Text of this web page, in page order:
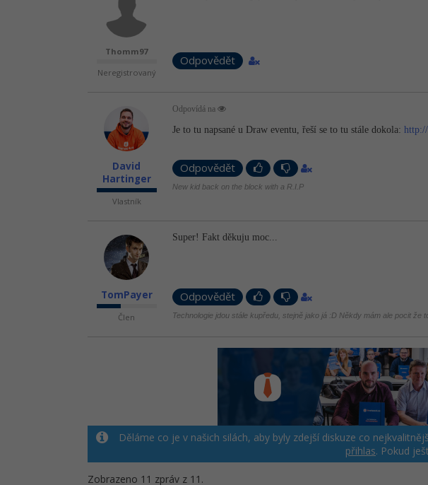
Thomm97
Neregistrovaný
Odpovědět
David
Hartinger
Vlastník
Odpovídá na
Je to tu napsané u Draw eventu, řeší se to tu stále dokola:
Odpovědět
New kid back on the block with a R.I.P
TomPayer
Člen
Super! Fakt děkuju moc...
Odpovědět
Technologie jdou stále kupředu, stejně jako já :D Někdy mám ale pocit že
Děláme co je v našich silách, aby byly zdejší diskuze co
přihlas. Pokud
Zobrazeno 11 zpráv z 11.